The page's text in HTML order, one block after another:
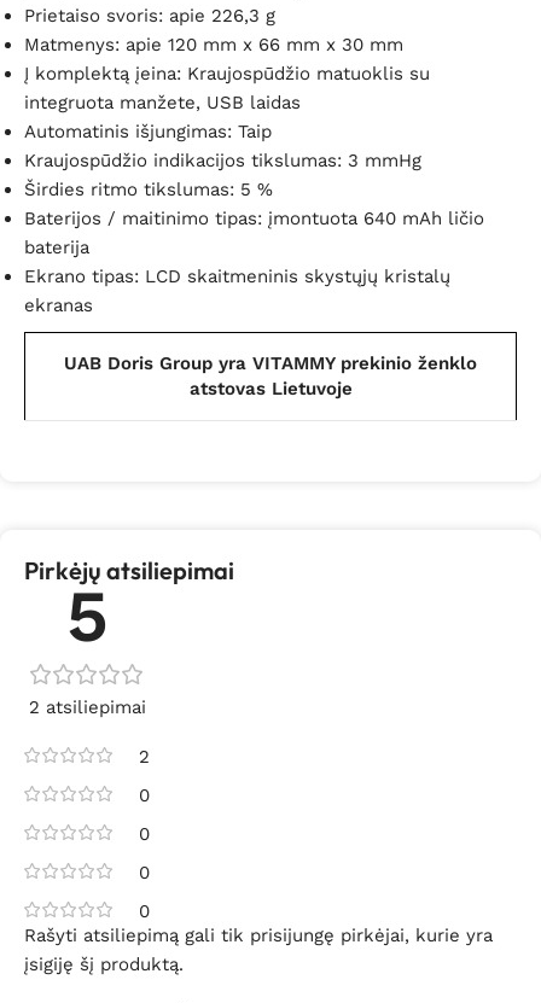
Prietaiso svoris: apie 226,3 g
Matmenys: apie 120 mm x 66 mm x 30 mm
Į komplektą įeina: Kraujospūdžio matuoklis su
integruota manžete, USB laidas
Automatinis išjungimas: Taip
Kraujospūdžio indikacijos tikslumas: 3 mmHg
Širdies ritmo tikslumas: 5 %
Baterijos / maitinimo tipas: įmontuota 640 mAh ličio
baterija
Ekrano tipas: LCD skaitmeninis skystųjų kristalų
ekranas
UAB Doris Group yra VITAMMY prekinio ženklo
atstovas Lietuvoje
Pirkėjų atsiliepimai
5
2 atsiliepimai
2
0
0
0
0
Rašyti atsiliepimą gali tik prisijungę pirkėjai, kurie yra
įsigiję šį produktą.